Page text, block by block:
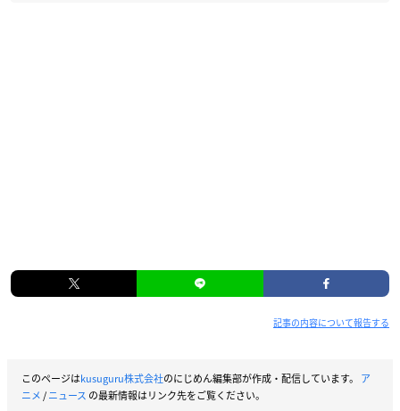
記事の内容について報告する
このページはkusuguru株式会社のにじめん編集部が作成・配信しています。 ア
ニメ/ニュース の最新情報はリンク先をご覧ください。